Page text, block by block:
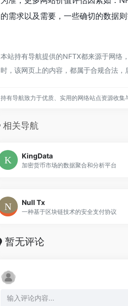
的需求以及需要，一些确切的数据
本站持有导航提供的NFTX都来源于网络
时，该网页上的内容，都属于合规合法
持有导航致力于优质、实用的网络站点资源收集
相关导航
KingData
加密货币市场的数据聚合和分析平台
Null Tx
一种基于区块链技术的安全支付协议
暂无评论